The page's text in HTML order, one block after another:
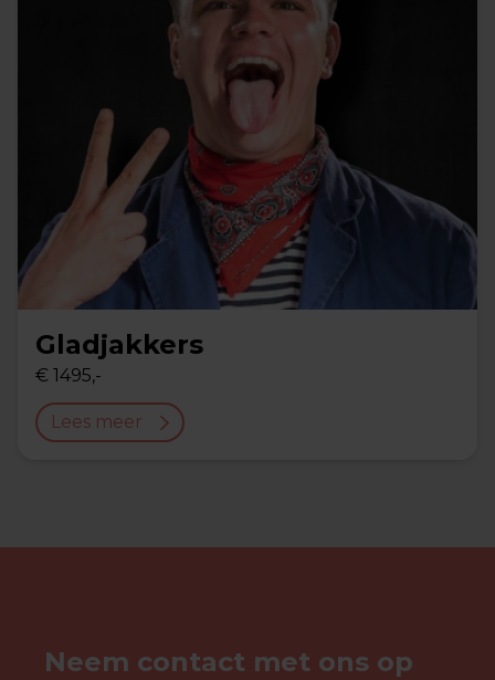
Gladjakkers
€ 1495,-
Lees meer
Neem contact met ons op